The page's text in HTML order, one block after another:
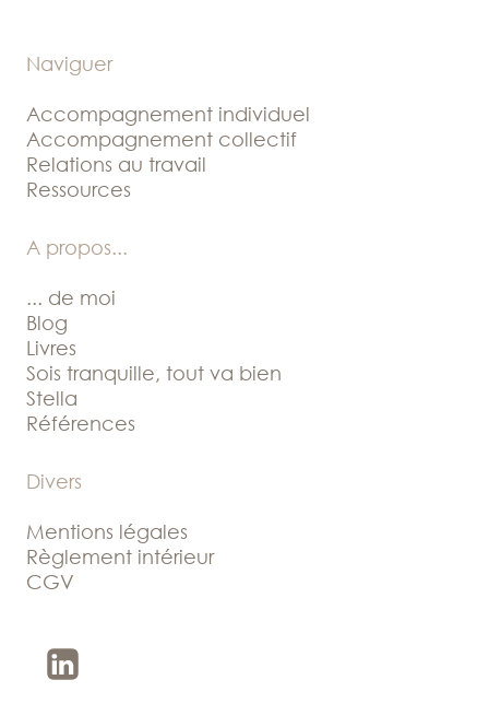
Naviguer
Accompagnement individuel
Accompagnement collectif
Relations au travail
Ressources
A propos...
... de moi
Blog
Livres
Sois tranquille, tout va bien
Stella
Références
Divers
Mentions légales
Règlement intérieur
CGV